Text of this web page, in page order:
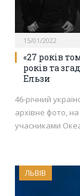
15/01/2022
«27 років
років та
Ельзи
46-річний
архівне фото,
учасниками
ЛЬВІВ